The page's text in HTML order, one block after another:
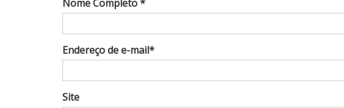
Nome Completo *
Endereço de e-mail*
Site